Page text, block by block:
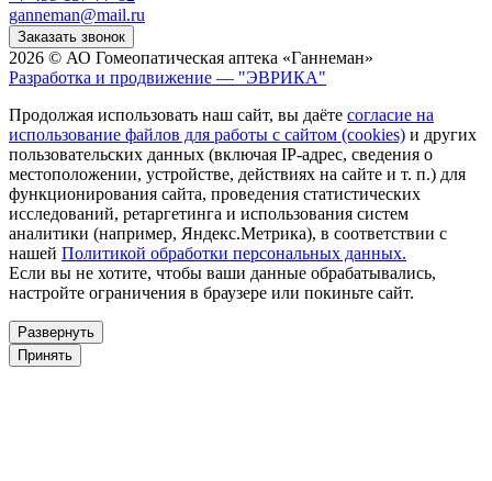
ganneman@mail.ru
Заказать звонок
2026 © АО Гомеопатическая аптека «Ганнеман»
Разработка и продвижение — "ЭВРИКА"
Продолжая использовать наш сайт, вы даёте согласие на
использование файлов для работы с сайтом (cookies) и других
пользовательских данных (включая IP-адрес, сведения о
местоположении, устройстве, действиях на сайте и т. п.) для
функционирования сайта, проведения статистических
исследований, ретаргетинга и использования систем
аналитики (например, Яндекс.Метрика), в соответствии с
нашей Политикой обработки персональных данных.
Если вы не хотите, чтобы ваши данные обрабатывались,
настройте ограничения в браузере или покиньте сайт.
Развернуть
Принять